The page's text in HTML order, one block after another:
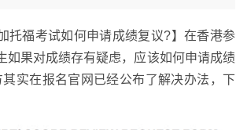
福考试如何申请成绩复议?】在香港参
如果对成绩存有疑虑，应该如何申请成绩
实在报名官网已经公布了解决办法，下